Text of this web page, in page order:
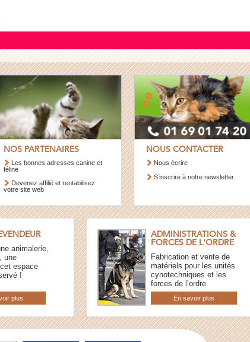
NOS PARTENAIRES
Les bonnes adresses canine et
féline
Devenez affilié et rentabilisez
votre site web
NOUS CONTACTER
Nous écrire
S’inscrire à notre newsletter
animalerie,
une
espace
!
plus
ADMINISTRATIONS &
FORCES DE L'ORDRE
Fabrication et vente de
matériels pour les unités
cynotechniques et les
forces de l’ordre.
En savoir plus